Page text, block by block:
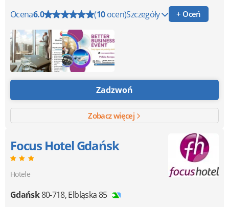
Ocena6.0 (10ocen)Szczegóły + Oceń
Zadzwoń
Zobacz więcej
Focus Hotel Gdańsk
Hotele
Gdańsk80-718,Elbląska 85